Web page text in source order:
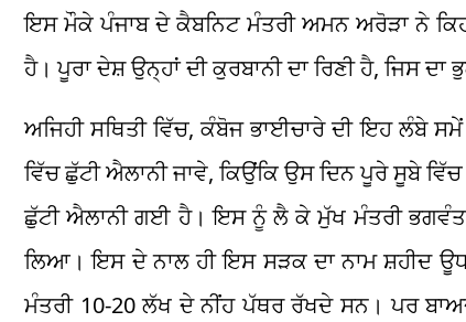
ਇਸ ਮੌਕੇ ਪੰਜਾਬ ਦੇ ਕੈਬਨਿਟ ਮੰਤਰੀ ਅਮਨ ਅਰੋੜਾ ਨੇ
ਹੈ। ਪੂਰਾ ਦੇਸ਼ ਉਨ੍ਹਾਂ ਦੀ ਕੁਰਬਾਨੀ ਦਾ ਰਿਣੀ ਹੈ, ਜਿਸ
ਅਜਿਹੀ ਸਥਿਤੀ ਵਿੱਚ, ਕੰਬੋਜ ਭਾਈਚਾਰੇ ਦੀ ਇਹ ਲੰਬੇ
ਵਿੱਚ ਛੁੱਟੀ ਐਲਾਨੀ ਜਾਵੇ, ਕਿਉਂਕਿ ਉਸ ਦਿਨ ਪੂਰੇ ਸੂਬੇ
ਛੁੱਟੀ ਐਲਾਨੀ ਗਈ ਹੈ। ਇਸ ਨੂੰ ਲੈ ਕੇ ਮੁੱਖ ਮੰਤਰੀ
ਲਿਆ। ਇਸ ਦੇ ਨਾਲ ਹੀ ਇਸ ਸੜਕ ਦਾ ਨਾਮ ਸ਼ਹੀਦ
ਮੰਤਰੀ 10-20 ਲੱਖ ਦੇ ਨੀਂਹ ਪੱਥਰ ਰੱਖਦੇ ਸਨ। ਪਰ